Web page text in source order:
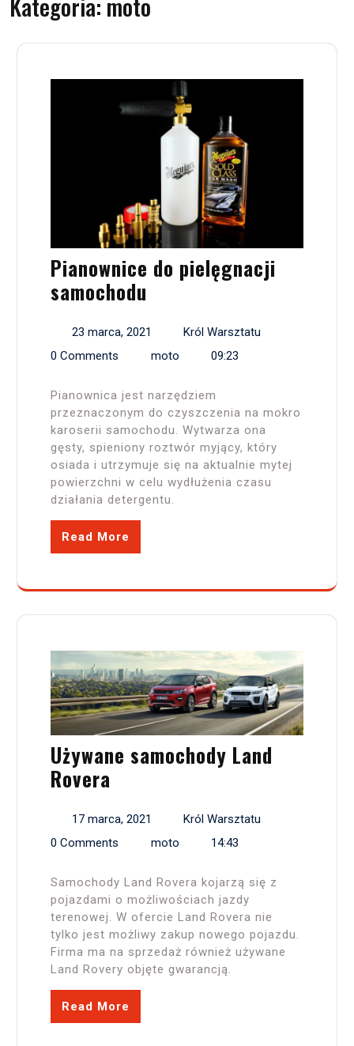
Pianownice do pielęgnacji
samochodu
23 marca, 2021
Król Warsztatu
0 Comments
moto 09:23
Pianownica jest narzędziem
przeznaczonym do czyszczenia na mokro
karoserii samochodu. Wytwarza ona
gęsty, spieniony roztwór myjący, który
osiada i utrzymuje się na aktualnie mytej
powierzchni w celu wydłużenia czasu
działania detergentu.
Read More
Używane samochody Land
Rovera
17 marca, 2021
Król Warsztatu
0 Comments
moto 14:43
Samochody Land Rovera kojarzą się z
pojazdami o możliwościach jazdy
terenowej. W ofercie Land Rovera nie
tylko jest możliwy zakup nowego pojazdu.
Firma ma na sprzedaż również używane
Land Rovery objęte gwarancją.
Read More